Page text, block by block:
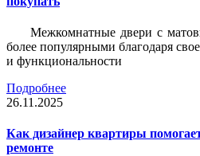
Межкомнатные двери с
более популярными благодаря
и функциональности
Подробнее
26.11.2025
Как дизайнер квартиры
ремонте